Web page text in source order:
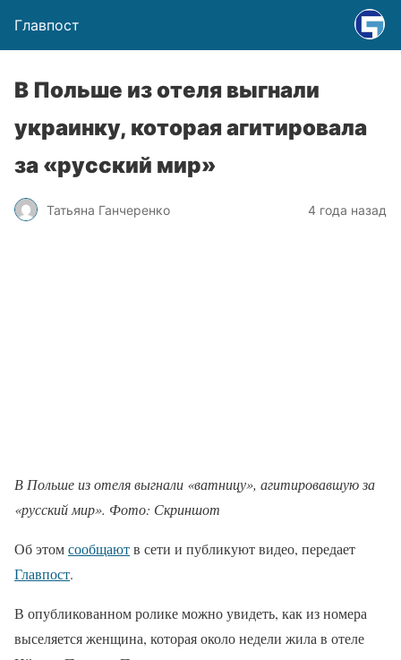
Главпост
В Польше из отеля выгнали
украинку, которая агитировала
за «русский мир»
Татьяна Ганчеренко 4 года назад
В Польше из отеля выгнали «ватницу», агитировавшую за
«русский мир». Фото: Скриншот
Об этомсообщаютв сети и публикуют видео, передает
Главпост.
В опубликованном ролике можно увидеть, как из номера
выселяется женщина, которая около недели жила в отеле